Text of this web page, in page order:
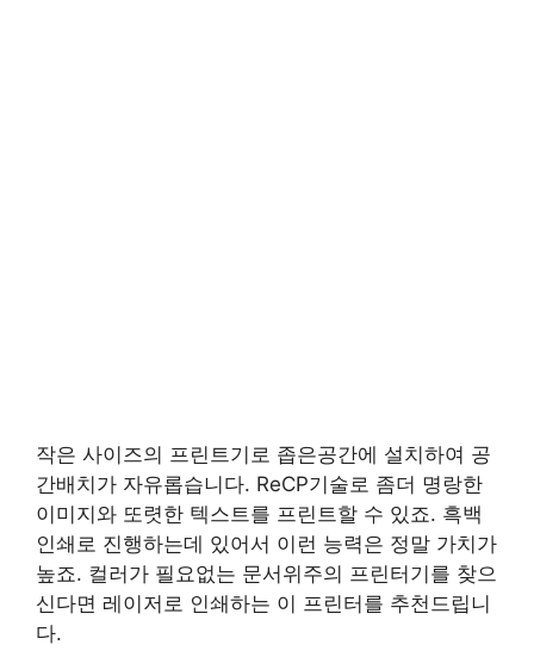
작은 사이즈의 프린트기로 좁은공간에 설치하여 공
간배치가 자유롭습니다. ReCP기술로 좀더 명랑한
이미지와 또렷한 텍스트를 프린트할 수 있죠. 흑백
인쇄로 진행하는데 있어서 이런 능력은 정말 가치가
높죠. 컬러가 필요없는 문서위주의 프린터기를 찾으
신다면 레이저로 인쇄하는 이 프린터를 추천드립니
다.